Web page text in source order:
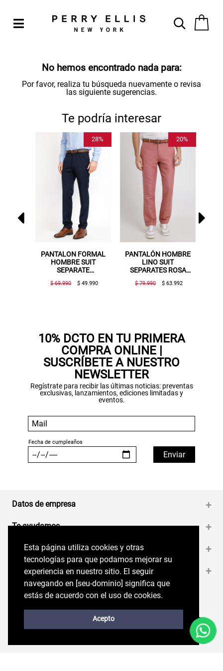
Esta página utiliza cookies y otras
tecnologías para que podamos mejorar su
experiencia en nuestro sitio. El seguir
navegando en perryellis.cl significa que estás
de acuerdo con el uso de cookies.
Acepto
Esta página utiliza cookies y otras
tecnologías para que podamos mejorar su
experiencia en nuestro sitio. El seguir
navegando en [seu-dominio] significa que
estás de acuerdo con el uso de cookies.
Acepto
No hemos encontrado nada para:
Por favor, realiza tu búsqueda nuevamente o revisa
las siguiente sugerencias.
Te podría interesar
28%
PANTALON FORMAL
HOMBRE SUIT
SEPARATE
AZUL OSCURO
$ 69.990 $ 49.990
20%
PANTALÓN HOMBRE
LINO SUIT
SEPARATES ROSA
$ 79.990 $ 63.992
10% DCTO EN TU PRIMERA
COMPRA ONLINE |
SUSCRÍBETE A NUESTRO
NEWSLETTER
Regístrate para recibir las últimas noticias: preventas
exclusivas, lanzamientos, ediciones limitadas y
eventos.
SUSPE01
Datos de empresa +
Te ayudamos +
Medios de pago +
Contáctanos +
Síguenos en nuestras RRSS
Trabaja con Nosotros